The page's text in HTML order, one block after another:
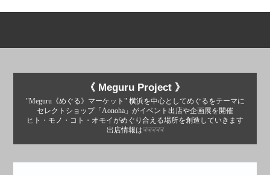
《 Meguru Project 》
"Meguru《めぐる》マーケット" 横浜を中心としてめぐるをテーマに
セレクトショップ「Aonoha」がイベント出店や企画展を開催
ヒト・モノ・コト・オモイがめぐり合える場所を創造していきます
出店情報は☟☟☟☟☟